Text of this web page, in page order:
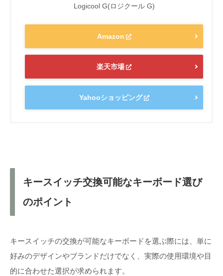
Logicool G(ロジクール G)
Amazon
楽天市場
Yahooショッピング
キースイッチ交換可能なキーボード選び
のポイント
キースイッチの交換が可能なキーボードを選ぶ際には、単に
好みのデザインやブランドだけでなく、実際の使用環境や目
的に合わせた選択が求められます。